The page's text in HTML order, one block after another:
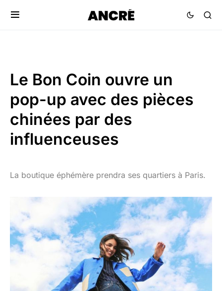
Le Bon Coin ouvre un
pop-up avec des pièces
chinées par des
influenceuses
La boutique éphémère prendra ses quartiers à Paris.